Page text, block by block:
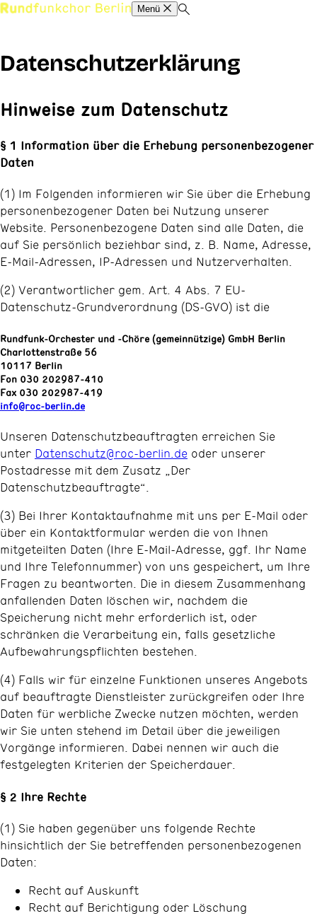
Menü
Datenschutzerklärung
Hinweise zum Datenschutz
§ 1 Information über die Erhebung personenbezogener
Daten
(1) Im Folgenden informieren wir Sie über die Erhebung
personenbezogener Daten bei Nutzung unserer
Website. Personenbezogene Daten sind alle Daten, die
auf Sie persönlich beziehbar sind, z. B. Name, Adresse,
E-Mail-Adressen, IP-Adressen und Nutzerverhalten.
(2) Verantwortlicher gem. Art. 4 Abs. 7 EU-
Datenschutz-Grundverordnung (DS-GVO) ist die
Rundfunk-Orchester und -Chöre (gemeinnützige) GmbH Berlin
Charlottenstraße 56
10117 Berlin
Fon 030 202987-410
Fax 030 202987-419
info@roc-berlin.de
Unseren Datenschutzbeauftragten erreichen Sie
unter Datenschutz@roc-berlin.de oder unserer
Postadresse mit dem Zusatz „Der
Datenschutzbeauftragte“.
(3) Bei Ihrer Kontaktaufnahme mit uns per E-Mail oder
über ein Kontaktformular werden die von Ihnen
mitgeteilten Daten (Ihre E-Mail-Adresse, ggf. Ihr Name
und Ihre Telefonnummer) von uns gespeichert, um Ihre
Fragen zu beantworten. Die in diesem Zusammenhang
anfallenden Daten löschen wir, nachdem die
Speicherung nicht mehr erforderlich ist, oder
schränken die Verarbeitung ein, falls gesetzliche
Aufbewahrungspflichten bestehen.
(4) Falls wir für einzelne Funktionen unseres Angebots
auf beauftragte Dienstleister zurückgreifen oder Ihre
Daten für werbliche Zwecke nutzen möchten, werden
wir Sie unten stehend im Detail über die jeweiligen
Vorgänge informieren. Dabei nennen wir auch die
festgelegten Kriterien der Speicherdauer.
§ 2 Ihre Rechte
(1) Sie haben gegenüber uns folgende Rechte
hinsichtlich der Sie betreffenden personenbezogenen
Daten:
Recht auf Auskunft
Recht auf Berichtigung oder Löschung